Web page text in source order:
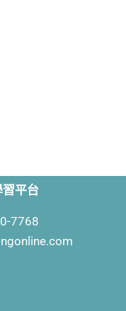
平台
7768